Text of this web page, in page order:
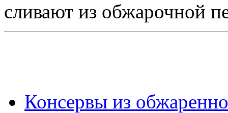
сливают из обжарочной
Консервы из